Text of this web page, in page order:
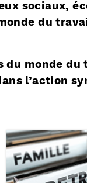
sociaux,
du
du monde du
l’action